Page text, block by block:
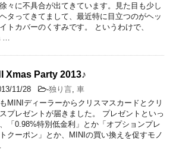
々に不具合が出てきています。見た目も少し
タってきてまして、最近特に目立つのがヘッ
トカバーのくすみです。 というわけで、
…
Xmas Party 2013♪
11/28 -独り言 車
MINIディーラーからクリスマスカードとクリ
プレゼントが届きました。 プレゼントといっ
「0.98%特別低金利」とか「オプションプレ
クーポン」とか、MINIの買い換えを促すモノ